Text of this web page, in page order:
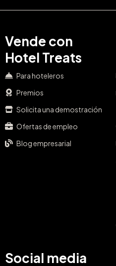
Vende con
Hotel Treats
Para hoteleros
Premios
Solicita una demostración
Ofertas de empleo
Blog empresarial
Social media